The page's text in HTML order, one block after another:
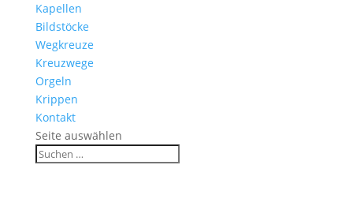
Kapellen
Bild­stöcke
Wegkreuze
Kreuz­wege
Orgeln
Krippen
Kontakt
Seite auswählen